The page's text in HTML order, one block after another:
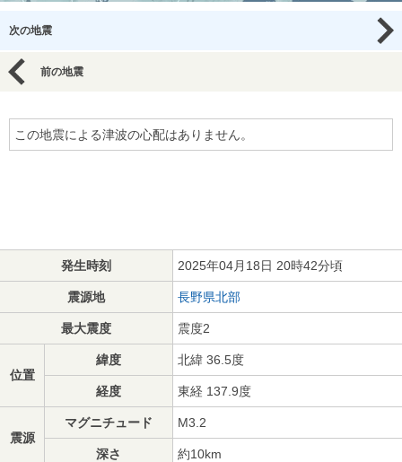
次の地震
前の地震
この地震による津波の心配はありません。
発生時刻 2025年04月18日 20時42分頃
震源地 長野県北部
最大震度 震度2
位置
緯度 北緯 36.5度
経度 東経 137.9度
震源
マグニチュード M3.2
深さ 約10km